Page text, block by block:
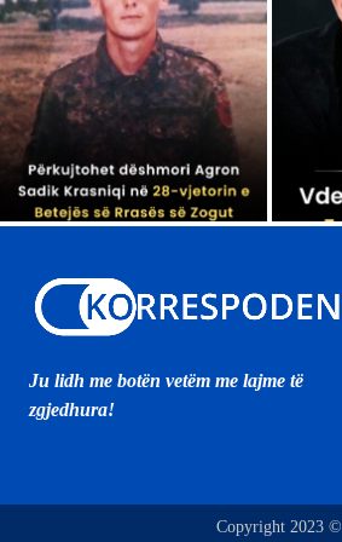
Ju lidh me botën vetëm me lajme të
zgjedhura!
Copyright 2023 ©